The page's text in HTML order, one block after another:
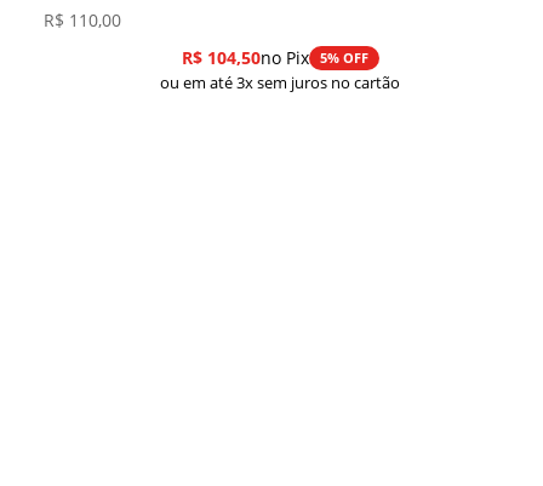
R$ 110,00
R$104,50no Pix 5% OFF
ou em até 3x sem juros no cartão